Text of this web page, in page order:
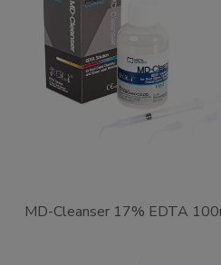
MD-Cleanser 17% EDTA